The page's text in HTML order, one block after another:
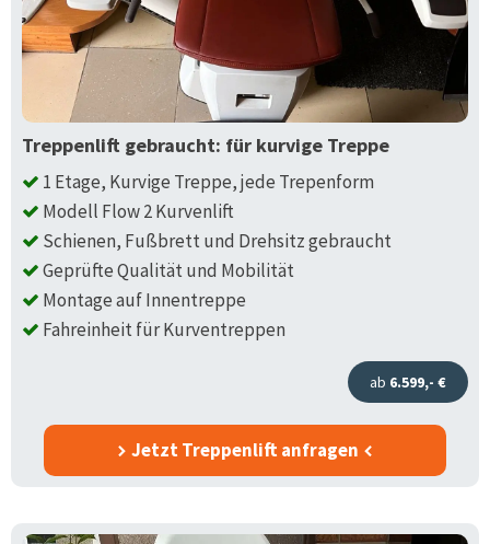
Treppenlift gebraucht: für kurvige Treppe
1 Etage, Kurvige Treppe, jede Trepenform
Modell Flow 2 Kurvenlift
Schienen, Fußbrett und Drehsitz gebraucht
Geprüfte Qualität und Mobilität
Montage auf Innentreppe
Fahreinheit für Kurventreppen
ab 6.599,- €
Jetzt Treppenlift anfragen